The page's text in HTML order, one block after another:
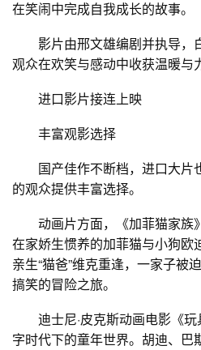
在笑闹中完成自我成长的故事。
影片由邢文雄编剧并执导，
观众在欢笑与感动中收获温暖与
进口影片接连上映
丰富观影选择
国产佳作不断档，进口大片
的观众提供丰富选择。
动画片方面，《加菲猫家族
在家娇生惯养的加菲猫与小狗欧
亲生“猫爸”维克重逢，一家子被
搞笑的冒险之旅。
迪士尼·皮克斯动画电影《玩
字时代下的童年世界。胡迪、巴